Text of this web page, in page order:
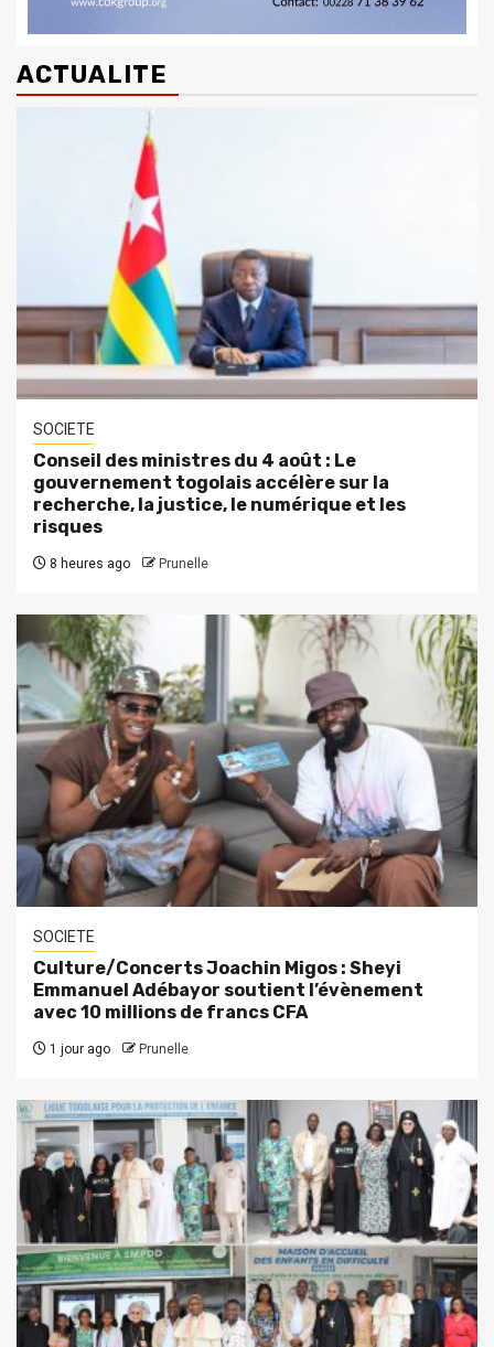
ACTUALITE
SOCIETE
Conseil des ministres du 4 août : Le
gouvernement togolais accélère sur la
recherche, la justice, le numérique et les
risques
8 heures ago Prunelle
SOCIETE
Culture/Concerts Joachin Migos : Sheyi
Emmanuel Adébayor soutient l’évènement
avec 10 millions de francs CFA
1 jour ago Prunelle